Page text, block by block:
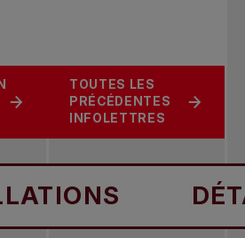
TOUTES LES
PRÉCÉDENTES
INFOLETTRES
DÉTAILS